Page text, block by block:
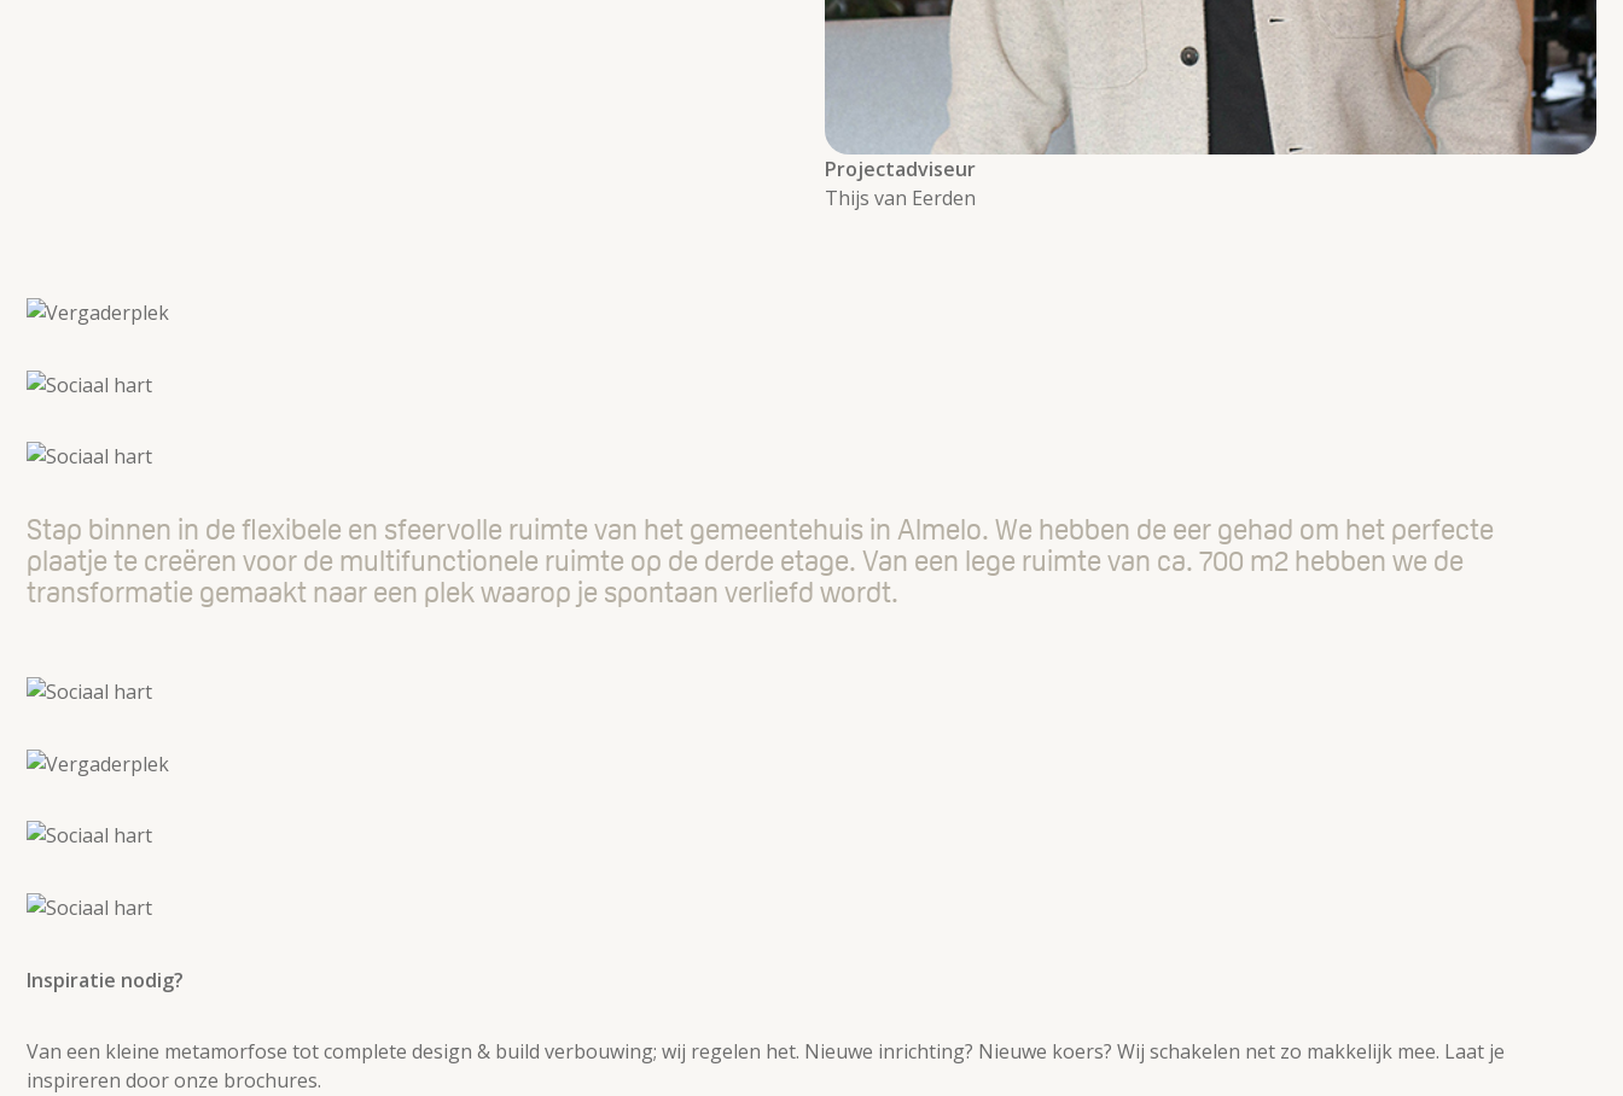
Projectadviseur
Thijs van Eerden
Stap binnen in de flexibele en sfeervolle ruimte van het gemeentehuis in Almelo. We hebben de eer gehad om het perfecte
plaatje te creëren voor de multifunctionele ruimte op de derde etage. Van een lege ruimte van ca. 700 m2 hebben we de
transformatie gemaakt naar een plek waarop je spontaan verliefd wordt.
Inspiratie nodig?
Van een kleine metamorfose tot complete design & build verbouwing; wij regelen het. Nieuwe inrichting? Nieuwe koers? Wij schakelen net zo makkelijk mee. Laat je
inspireren door onze brochures.